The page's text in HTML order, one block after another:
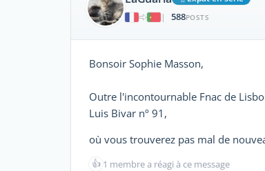
|
588POSTS
Bonsoir Sophie Masson,
Outre l'incontournable Fnac de
Luis Bivar nº 91,
où vous trouverez pas mal de
👍 1 membre a réagi à ce message